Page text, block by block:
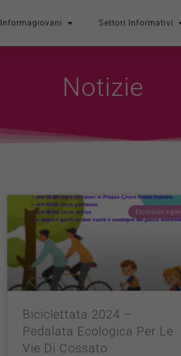
Informagiovani Settori Informativi
Notizie
Escursioni e gite
Biciclettata 2024 –
Pedalata Ecologica Per Le
Vie Di Cossato